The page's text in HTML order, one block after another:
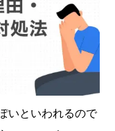
いといわれるので